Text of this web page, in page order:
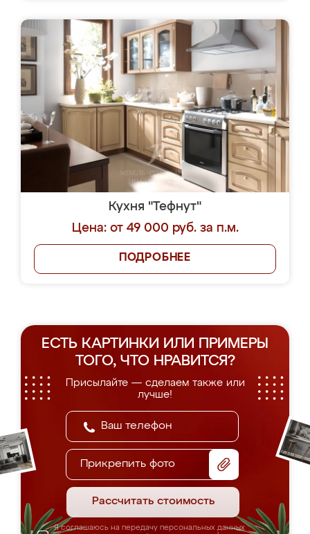
Кухня "Тефнут"
Цена: от 49 000 руб. за п.м.
ПОДРОБНЕЕ
ЕСТЬ КАРТИНКИ ИЛИ ПРИМЕРЫ
ТОГО, ЧТО НРАВИТСЯ?
Присылайте — сделаем также или
лучше!
Прикрепить фото
Рассчитать стоимость
Я соглашаюсь на передачу персональных данных